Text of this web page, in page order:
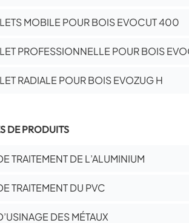
MOBILE POUR BOIS EVOCUT 400
PROFESSIONNELLE POUR BOIS
RADIALE POUR BOIS EVOZUG H
DE PRODUITS
TRAITEMENT DE L’ALUMINIUM
TRAITEMENT DU PVC
DES MÉTAUX